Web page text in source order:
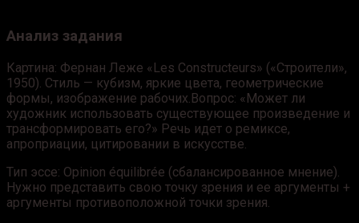
Анализ задания
Картина: Фернан Леже «Les Constructeurs» («Строители»,
1950). Стиль — кубизм, яркие цвета, геометрические
формы, изображение рабочих.Вопрос: «Может ли
художник использовать существующее произведение и
трансформировать его?» Речь идет о ремиксе,
апроприации, цитировании в искусстве.
Тип эссе: Opinion équilibrée (сбалансированное мнение).
Нужно представить свою точку зрения и ее аргументы +
аргументы противоположной точки зрения.